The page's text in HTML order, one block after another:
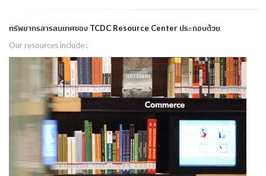
ทรัพยากรสารสนเทศของ TCDC Resource Center ประกอบด้วย
Our resources include :